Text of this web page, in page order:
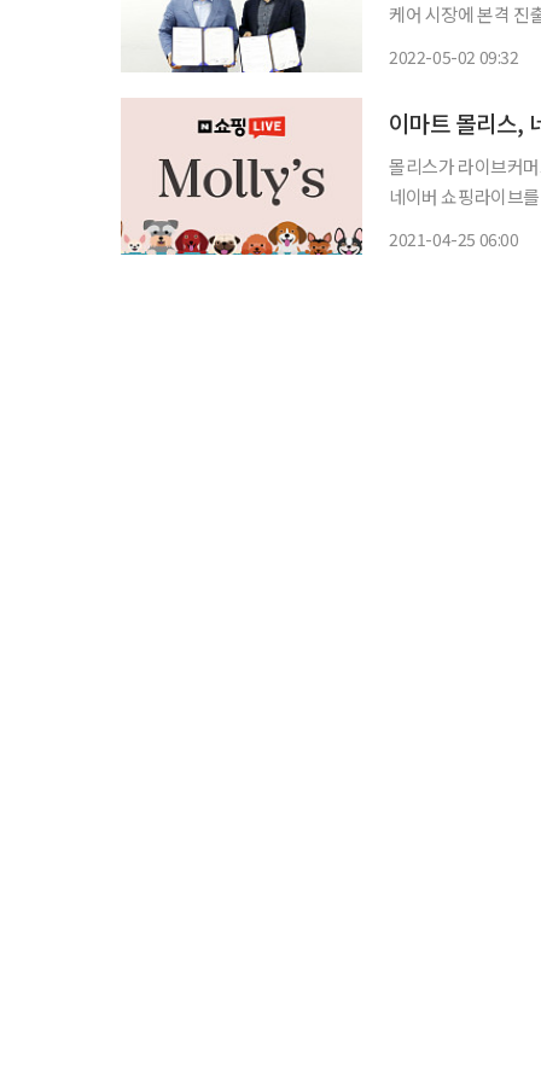
케어 시장에 본격 진
2022-05-02 09:32
이마트 몰리스,
몰리스가 라이브커머스 무대에 데뷔한다. 몰
네이버 쇼핑라이브를 통해
2021-04-25 06:00